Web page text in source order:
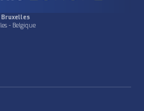
Bruxelles
- Belgique